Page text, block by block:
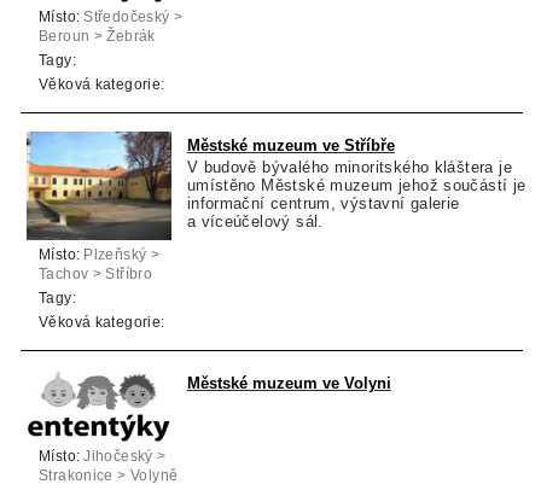
Místo: Středočeský >
Beroun > Žebrák
Tagy:
Věková kategorie:
Městské muzeum ve Stříbře
V budově bývalého minoritského kláštera je
umístěno Městské muzeum jehož součástí je
informační centrum, výstavní galerie
a víceúčelový sál.
Místo: Plzeňský >
Tachov > Stříbro
Tagy:
Věková kategorie:
Městské muzeum ve Volyni
Místo: Jihočeský >
Strakonice > Volyně